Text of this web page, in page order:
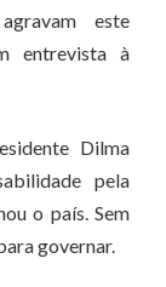
este
entrevista à
Dilma
pela
o país. Sem
governar.